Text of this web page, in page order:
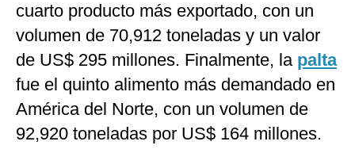
cuarto producto más exportado, con un
volumen de 70,912 toneladas y un valor
de US$ 295 millones. Finalmente, la palta
fue el quinto alimento más demandado en
América del Norte, con un volumen de
92,920 toneladas por US$ 164 millones.